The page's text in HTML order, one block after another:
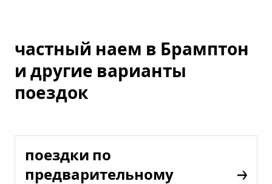
частный наем в Брамптон
и другие варианты
поездок
поездки по
предварительному